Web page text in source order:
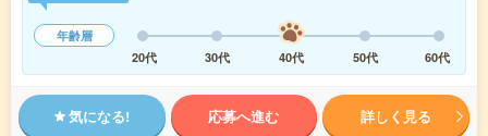
年齢層
20代
30代 40代 50代 60代
気になる! 応募へ進む 詳しく見る